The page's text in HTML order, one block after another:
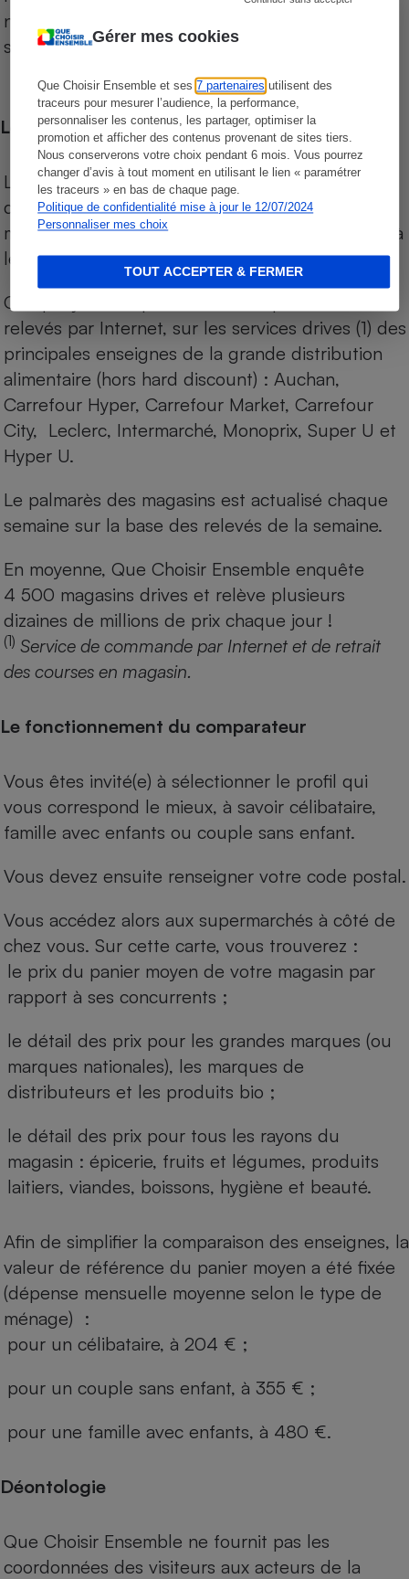
Gérer mes cookies
Que Choisir Ensemble et ses7 partenaires utilisent des
traceurs pour mesurer l’audience, la performance,
personnaliser les contenus, les partager, optimiser la
promotion et afficher des contenus provenant de sites tiers.
Nous conserverons votre choix pendant 6 mois. Vous pourrez
changer d’avis à tout moment en utilisant le lien « paramétrer
les traceurs » en bas de chaque page.
Politique de confidentialité mise à jour le 12/07/2024
Personnaliser mes choix
TOUT ACCEPTER & FERMER
niveau de prix des supermarchés, géolocalisés
sur le territoire français.
Les comparaisons de prix
Les comparaisons sont réalisées sur l’ensemble
des produits des magasins. Les produits de
marques de distributeurs (MDD) sont comparés à
leurs équivalents chez leurs concurrents.
Chaque jour, les prix de tous les produits sont
relevés par Internet, sur les services drives (1) des
principales enseignes de la grande distribution
alimentaire (hors hard discount) : Auchan,
Carrefour Hyper, Carrefour Market, Carrefour
City, Leclerc, Intermarché, Monoprix, Super U et
Hyper U.
Le palmarès des magasins est actualisé chaque
semaine sur la base des relevés de la semaine.
En moyenne, Que Choisir Ensemble enquête
4 500 magasins drives et relève plusieurs
dizaines de millions de prix chaque jour !
(1) Service de commande par Internet et de retrait
des courses en magasin.
Le fonctionnement du comparateur
Vous êtes invité(e) à sélectionner le profil qui
vous correspond le mieux, à savoir célibataire,
famille avec enfants ou couple sans enfant.
Vous devez ensuite renseigner votre code postal.
Vous accédez alors aux supermarchés à côté de
chez vous. Sur cette carte, vous trouverez :
le prix du panier moyen de votre magasin par
rapport à ses concurrents ;
le détail des prix pour les grandes marques (ou
marques nationales), les marques de
distributeurs et les produits bio ;
le détail des prix pour tous les rayons du
magasin : épicerie, fruits et légumes, produits
laitiers, viandes, boissons, hygiène et beauté.
Afin de simplifier la comparaison des enseignes, la
valeur de référence du panier moyen a été fixée
(dépense mensuelle moyenne selon le type de
ménage) :
pour un célibataire, à 204 € ;
pour un couple sans enfant, à 355 € ;
pour une famille avec enfants, à 480 €.
Déontologie
Que Choisir Ensemble ne fournit pas les
coordonnées des visiteurs aux acteurs de la